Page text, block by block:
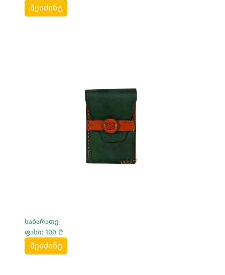
შეიძინე
Სრულად Ნახვა
საბარათე
ფასი: 100 ₾
შეიძინე